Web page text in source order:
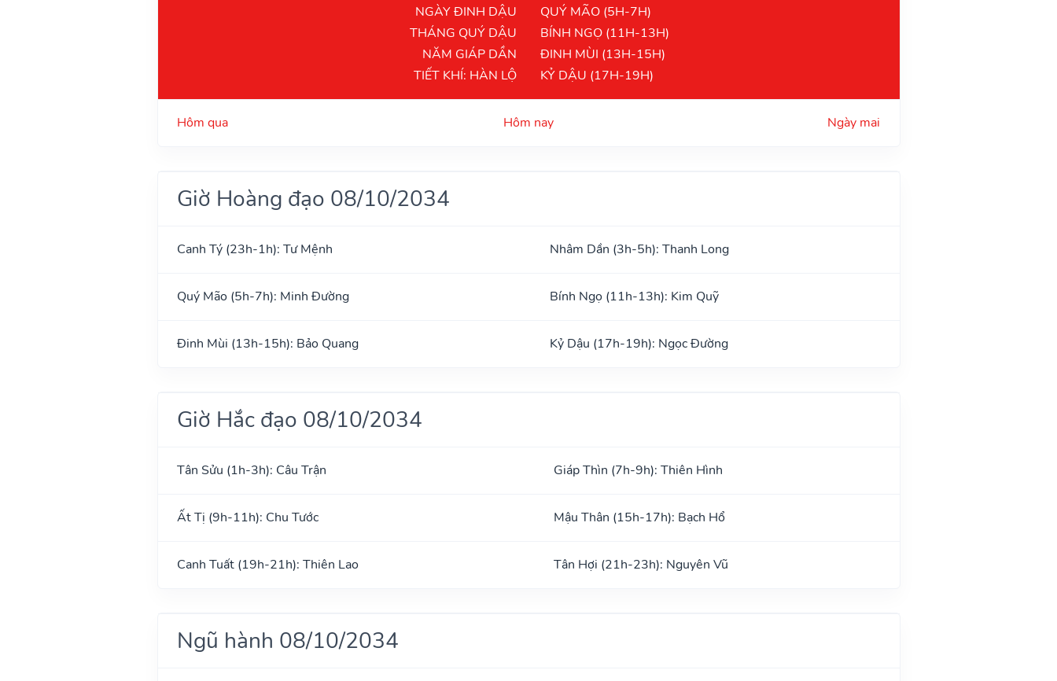
NGÀY ĐINH DẬU
THÁNG QUÝ DẬU
NĂM GIÁP DẦN
TIẾT KHÍ: HÀN LỘ
QUÝ MÃO (5H-7H)
BÍNH NGỌ (11H-13H)
ĐINH MÙI (13H-15H)
KỶ DẬU (17H-19H)
Hôm qua Hôm nay Ngày mai
Giờ Hoàng đạo 08/10/2034
Canh Tý (23h-1h): Tư Mệnh Nhâm Dần (3h-5h): Thanh Long
Quý Mão (5h-7h): Minh Đường Bính Ngọ (11h-13h): Kim Quỹ
Đinh Mùi (13h-15h): Bảo Quang Kỷ Dậu (17h-19h): Ngọc Đường
Giờ Hắc đạo 08/10/2034
Tân Sửu (1h-3h): Câu Trận Giáp Thìn (7h-9h): Thiên Hình
Ất Tị (9h-11h): Chu Tước Mậu Thân (15h-17h): Bạch Hổ
Canh Tuất (19h-21h): Thiên Lao Tân Hợi (21h-23h): Nguyên Vũ
Ngũ hành 08/10/2034